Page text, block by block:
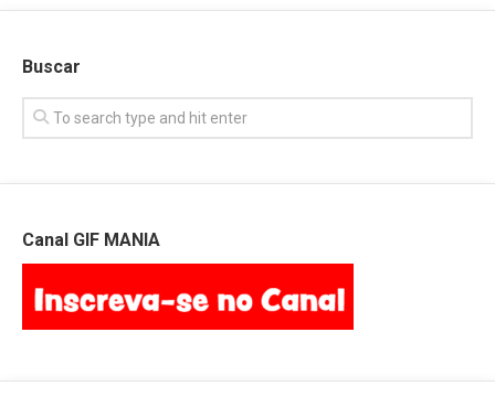
Buscar
Canal GIF MANIA